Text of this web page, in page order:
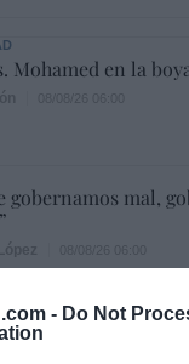
- Do Not
Mohamed en la
gobernamos mal,
no es solo